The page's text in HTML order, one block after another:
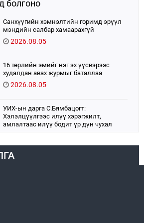
болгоно
Санхүүгийн хэмнэлтийн горимд эрүүл
мэндийн салбар хамаарахгүй
2026.08.05
16 төрлийн эмийг нэг эх үүсвэрээс
худалдан авах журмыг баталлаа
2026.08.05
УИХ-ын дарга С.Бямбацогт:
Хэлэлцүүлгээс илүү хэрэгжилт,
амлалтаас илүү бодит үр дүн чухал
Монголбанк 7 дугаар сард 1,439.2 кг үнэт